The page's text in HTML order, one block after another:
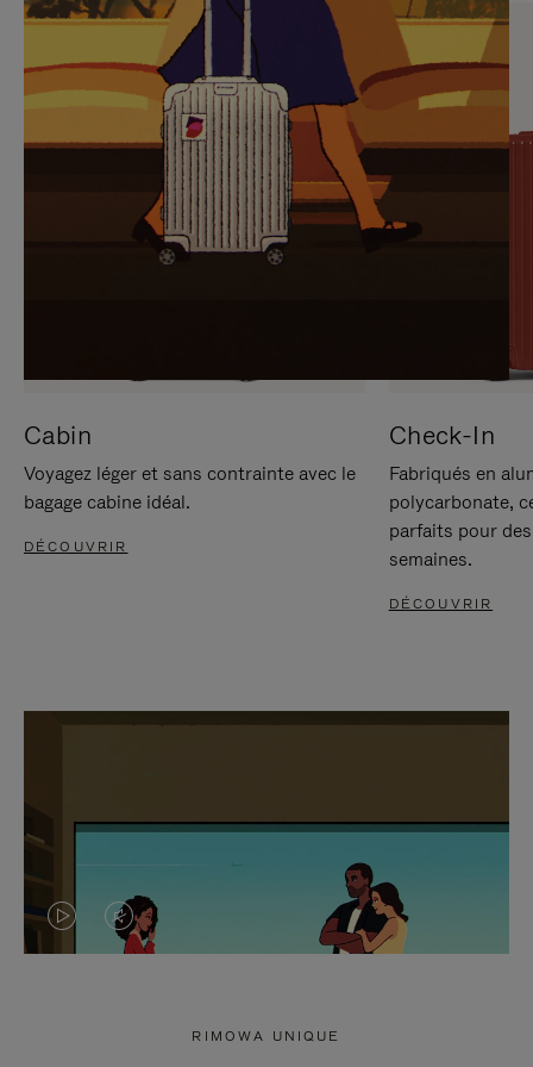
SUR
POUR
METTRE
PAUSE
VEUILLEZ
CLIQUER
POUR
RÉACTIVER
LE
SON
Cabin
Voyagez léger et sans contrainte avec le
bagage cabine idéal.
DÉCOUVRIR
Check-In
Fabriqués en
polycarbonate,
parfaits pour
semaines.
DÉCOUVRIR
LA LE
RIMOWA UNIQUE